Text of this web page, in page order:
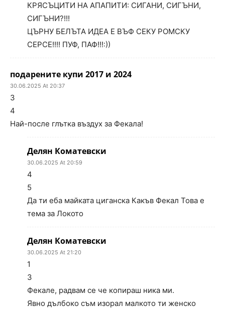
КРЯСЪЦИТИ НА АПАПИТИ: СИГАНИ, СИГЪНИ,
СИГЪНИ?!!!
ЦЪРНУ БЕЛЪТА ИДЕА Е ВЪФ СЕКУ РОМСКУ
СЕРСЕ!!!! ПУФ, ПАФ!!!:))
подарените купи 2017 и 2024
30.06.2025 At 20:37
3
4
Най-после глътка въздух за Фекала!
Делян Коматевски
30.06.2025 At 20:59
4
5
Да ти еба майката циганска Какъв Фекал Това е
тема за Локото
Делян Коматевски
30.06.2025 At 21:20
1
3
Фекале, радвам се че копираш ника ми.
Явно дълбоко съм изорал малкото ти женско